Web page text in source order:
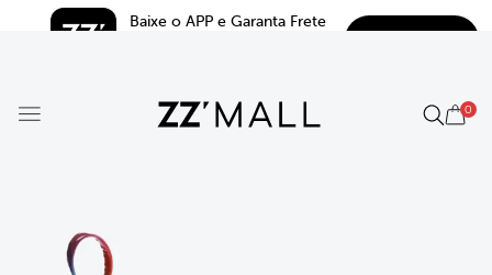
Baixe o APP e Garanta Frete
0